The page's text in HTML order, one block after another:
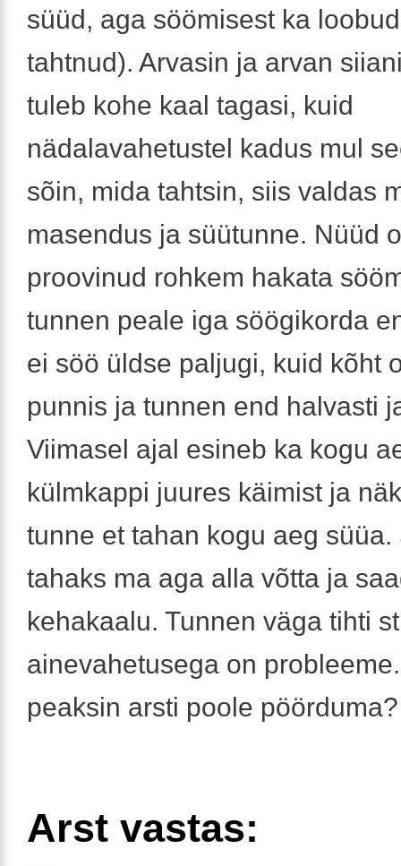
süüd, aga söömisest ka
tahtnud). Arvasin ja arvan
tuleb kohe kaal tagasi, kuid
nädalavahetustel kadus mul
sõin, mida tahtsin, siis valdas
masendus ja süütunne. Nüüd
proovinud rohkem hakata
tunnen peale iga söögikorda
ei söö üldse paljugi, kuid kõht
punnis ja tunnen end halvasti
Viimasel ajal esineb ka kogu
külmkappi juures käimist ja
tunne et tahan kogu aeg süüa.
tahaks ma aga alla võtta ja
kehakaalu. Tunnen väga tihti
ainevahetusega on
peaksin arsti poole pöörduma?
Arst vastas: